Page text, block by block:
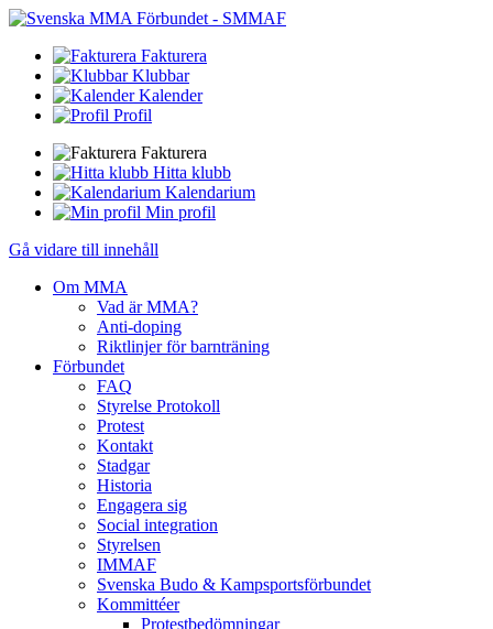
Fakturera
Klubbar
Kalender
Profil
Fakturera
Hitta klubb
Kalendarium
Min profil
Gå vidare till innehåll
Om MMA
Vad är MMA?
Anti-doping
Riktlinjer för barnträning
Förbundet
FAQ
Styrelse Protokoll
Protest
Kontakt
Stadgar
Historia
Engagera sig
Social integration
Styrelsen
IMMAF
Svenska Budo & Kampsportsförbundet
Kommittéer
Protestbedömningar